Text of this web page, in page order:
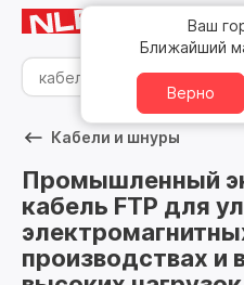
Ваш
Ближайший
Верно
Кабели и шнуры
Промышленный
кабель FTP для
производствах и